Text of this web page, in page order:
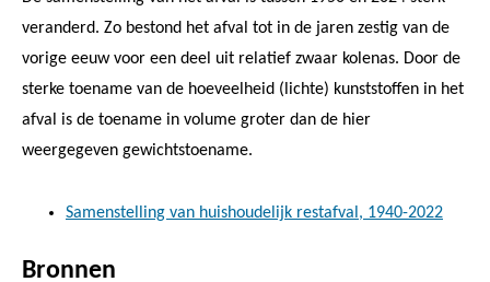
veranderd. Zo bestond het afval tot in de jaren zestig van de
vorige eeuw voor een deel uit relatief zwaar kolenas. Door de
sterke toename van de hoeveelheid (lichte) kunststoffen in het
afval is de toename in volume groter dan de hier
weergegeven gewichtstoename.
Samenstelling van huishoudelijk restafval, 1940-2022
Bronnen